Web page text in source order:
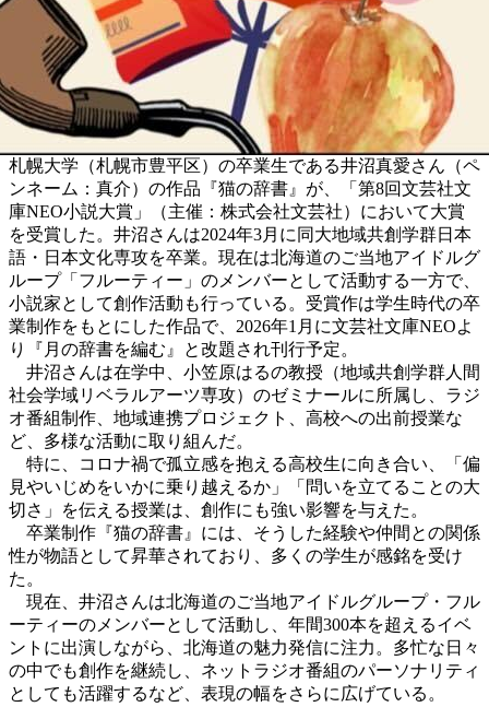
札幌大学（札幌市豊平区）の卒業生である井沼真愛さん（ペ
ンネーム：真介）の作品『猫の辞書』が、「第8回文芸社文
庫NEO小説大賞」（主催：株式会社文芸社）において大賞
を受賞した。井沼さんは2024年3月に同大地域共創学群日本
語・日本文化専攻を卒業。現在は北海道のご当地アイドルグ
ループ「フルーティー」のメンバーとして活動する一方で、
小説家として創作活動も行っている。受賞作は学生時代の卒
業制作をもとにした作品で、2026年1月に文芸社文庫NEOよ
り『月の辞書を編む』と改題され刊行予定。
井沼さんは在学中、小笠原はるの教授（地域共創学群人間
社会学域リベラルアーツ専攻）のゼミナールに所属し、ラジ
オ番組制作、地域連携プロジェクト、高校への出前授業な
ど、多様な活動に取り組んだ。
特に、コロナ禍で孤立感を抱える高校生に向き合い、「偏
見やいじめをいかに乗り越えるか」「問いを立てることの大
切さ」を伝える授業は、創作にも強い影響を与えた。
卒業制作『猫の辞書』には、そうした経験や仲間との関係
性が物語として昇華されており、多くの学生が感銘を受け
た。
現在、井沼さんは北海道のご当地アイドルグループ・ フル
ーティーのメンバーとして活動し、年間300本を超えるイベ
ントに出演しながら、北海道の魅力発信に注力。多忙な日々
の中でも創作を継続し、ネットラジオ番組のパーソナリティ
としても活躍するなど、表現の幅をさらに広げている。